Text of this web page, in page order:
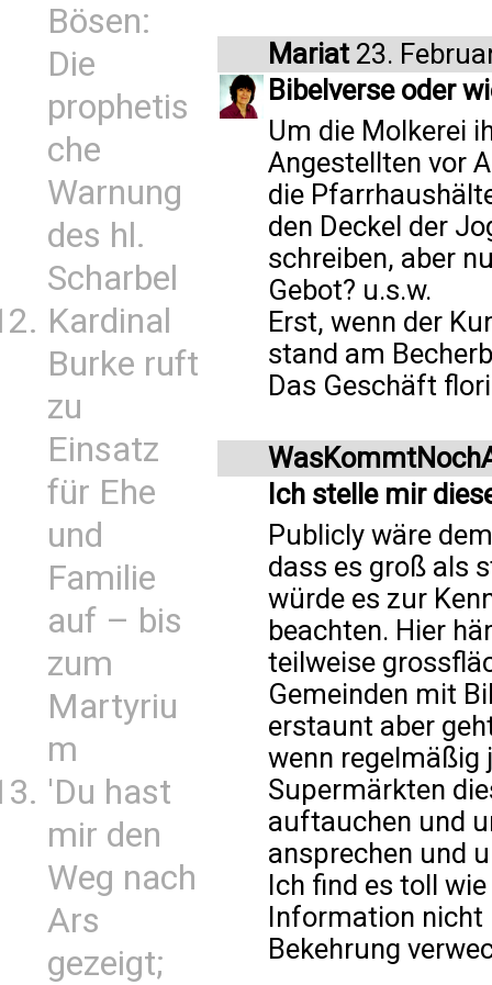
Bösen:
Die
prophetis
che
Warnung
des hl.
Scharbel
Kardinal
Burke ruft
zu
Einsatz
für Ehe
und
Familie
auf – bis
zum
Martyriu
m
'Du hast
mir den
Weg nach
Ars
gezeigt;
Mariat23.
Bibelverse oder
Um die Molkerei
Angestellten vor
die
den Deckel der
schreiben, aber
Gebot? u.s.w.
Erst, wenn der
stand am
Das Geschäft
Ich stelle mir
Publicly wäre
dass es groß als
würde es zur
beachten. Hier
teilweise
Gemeinden mit
erstaunt aber
wenn regelmäßig
Supermärkten
auftauchen und
ansprechen und
Ich find es toll
Information nicht
Bekehrung